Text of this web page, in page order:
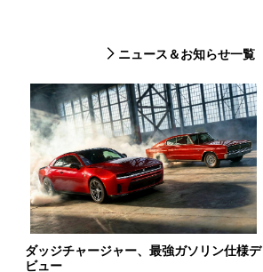
ニュース＆お知らせ一覧
ダッジチャージャー、最強ガソリン仕様デ
ビュー